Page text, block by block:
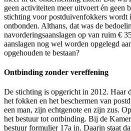
geen activiteiten meer uitvoert én geen
stichting voor postduivenfokkers wordt
ontbonden. Althans, dat was de
navorderingsaanslagen op van ruim €
aanslagen nog wel worden opgelegd
opgehouden te bestaan?
Ontbinding zonder vereffening
De stichting is opgericht in 2012. Haar
het fokken en het beschermen van
een man, zijn echtgenote en zijn zus.
het bestuur tot ontbinding. Bij de
bestuur formulier 17a in. Daarin staat